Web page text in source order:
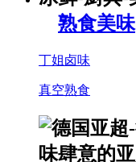
熟食美味
丁姐卤味
真空熟食